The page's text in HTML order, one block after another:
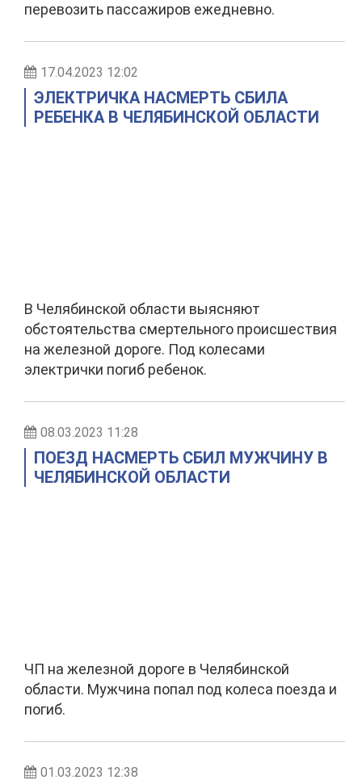
перевозить пассажиров ежедневно.
17.04.2023 12:02
ЭЛЕКТРИЧКА НАСМЕРТЬ СБИЛА
РЕБЕНКА В ЧЕЛЯБИНСКОЙ ОБЛАСТИ
В Челябинской области выясняют
обстоятельства смертельного происшествия
на железной дороге. Под колесами
электрички погиб ребенок.
08.03.2023 11:28
ПОЕЗД НАСМЕРТЬ СБИЛ МУЖЧИНУ В
ЧЕЛЯБИНСКОЙ ОБЛАСТИ
ЧП на железной дороге в Челябинской
области. Мужчина попал под колеса поезда и
погиб.
01.03.2023 12:38